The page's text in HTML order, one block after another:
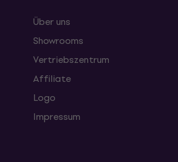
Über uns
Showrooms
Vertriebszentrum
Affiliate
Logo
Impressum